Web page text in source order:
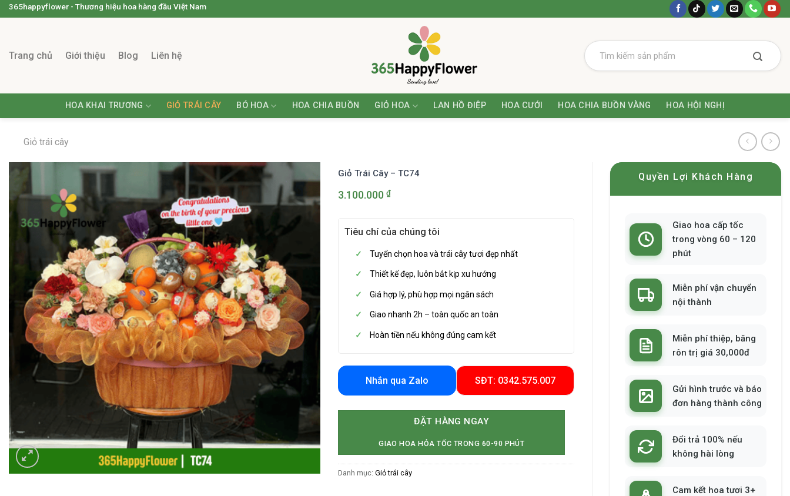
365happyflower - Thương hiệu hoa hàng đầu Việt Nam
Trang chủ Giới thiệu Blog Liên hệ
HOA KHAI TRƯƠNG GIỎ TRÁI CÂY BÓ HOA HOA CHIA BUỒN GIỎ HOA LAN HỒ ĐIỆP HOA CƯỚI HOA CHIA BUỒN VÀNG HOA HỘI NGHỊ
Giỏ trái cây
Giỏ Trái Cây – TC74
3.100.000 ₫
Tiêu chí của chúng tôi
Tuyển chọn hoa và trái cây tươi đẹp nhất
Thiết kế đẹp, luôn bắt kịp xu hướng
Giá hợp lý, phù hợp mọi ngân sách
Giao nhanh 2h – toàn quốc an toàn
Hoàn tiền nếu không đúng cam kết
Nhắn qua Zalo SĐT: 0342.575.007
ĐẶT HÀNG NGAY
GIAO HOA HỎA TỐC TRONG 60-90 PHÚT
Danh mục: Giỏ trái cây
Quyền Lợi Khách Hàng
Giao hoa cấp tốc
trong vòng 60 – 120
phút
Miễn phí vận chuyển
nội thành
Miễn phí thiệp, băng
rôn trị giá 30,000đ
Gửi hình trước và báo
đơn hàng thành công
Đổi trả 100% nếu
không hài lòng
Cam kết hoa tươi 3+